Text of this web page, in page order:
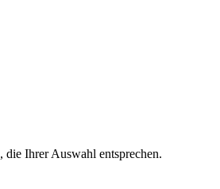
Ihrer Auswahl entsprechen.